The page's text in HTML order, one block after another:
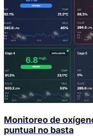
Monitoreo de
puntual no basta